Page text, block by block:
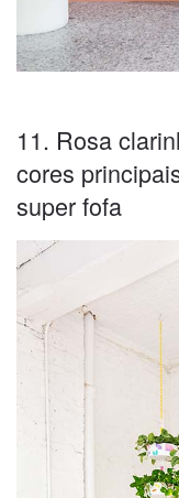
11. Rosa
cores
super fofa